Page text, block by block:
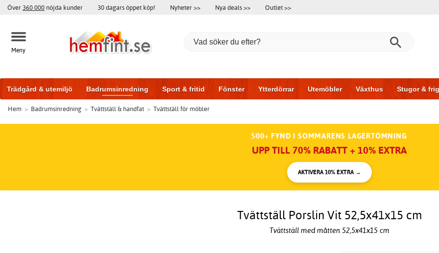
Över 360 000 nöjda kunder 30 dagars öppet köp! Nyheter >> Nya deals >> Outlet >>
Meny
Trädgård & utemiljö Badrumsinredning Sport & fritid Fönster Ytterdörrar Utemöbler Växthus Stugor &
Badrumsmöbler Träningsutrustning Garageportar
Hem > Badrumsinredning > Tvättställ & handfat > Tvättställ för möbler
500+ FYND I SOMMARENS LAGERTÖMNING
UPP TILL 70% RABATT + 10% EXTRA
AKTIVERA 10% EXTRA →
Tvättställ Porslin Vit 52,5x41x15 cm
Tvättställ med måtten 52,5x41x15 cm